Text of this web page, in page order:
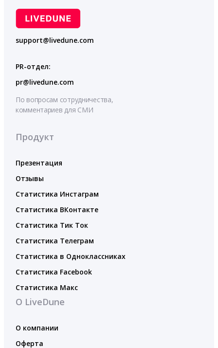
support@livedune.com
PR-отдел:
pr@livedune.com
По вопросам сотрудничества,
комментариев для СМИ
Продукт
Презентация
Отзывы
Статистика Инстаграм
Статистика ВКонтакте
Статистика Тик Ток
Статистика Телеграм
Статистика в Одноклассниках
Статистика Facebook
Статистика Макс
О LiveDune
О компании
Оферта